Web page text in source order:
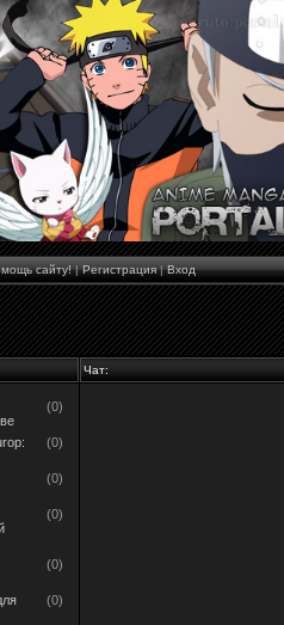
сайту!|Регистрация|Вход
Чат:
(0)
(0)
(0)
(0)
(0)
(0)